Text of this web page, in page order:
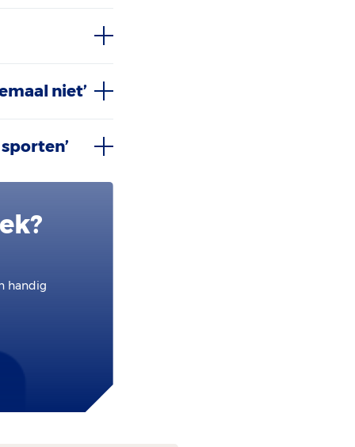
niet’
handig